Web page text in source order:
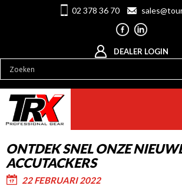
02 378 36 70
DEALER LOGIN
ONTDEK SNEL ONZE
ACCUTACKERS
22 FEBRUARI 2022